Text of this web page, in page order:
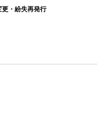
更・紛失再発行